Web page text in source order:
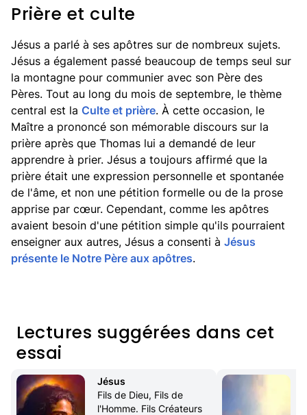
Prière et culte
Jésus a parlé à ses apôtres sur de nombreux sujets.
Jésus a également passé beaucoup de temps seul sur
la montagne pour communier avec son Père des
Pères. Tout au long du mois de septembre, le thème
central est la Culte et prière. À cette occasion, le
Maître a prononcé son mémorable discours sur la
prière après que Thomas lui a demandé de leur
apprendre à prier. Jésus a toujours affirmé que la
prière était une expression personnelle et spontanée
de l'âme, et non une pétition formelle ou de la prose
apprise par cœur. Cependant, comme les apôtres
avaient besoin d'une pétition simple qu'ils pourraient
enseigner aux autres, Jésus a consenti à Jésus
présente le Notre Père aux apôtres.
Lectures suggérées dans cet
essai
Jésus
Fils de Dieu, Fils de
l'Homme. Fils Créateurs